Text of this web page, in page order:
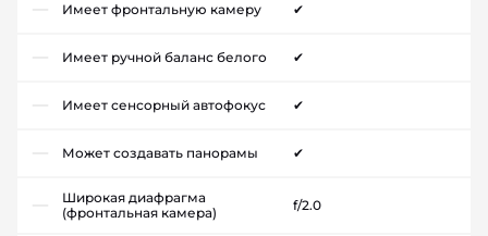
Имеет фронтальную камеру ✔
Имеет ручной баланс белого ✔
Имеет сенсорный автофокус ✔
Может создавать панорамы ✔
Широкая диафрагма
(фронтальная камера)
f/2.0